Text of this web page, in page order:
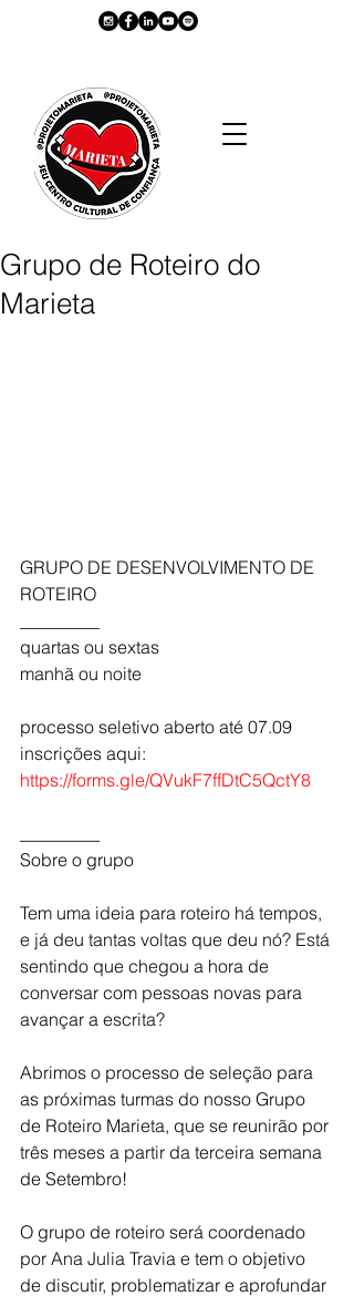
Grupo de Roteiro do
Marieta
GRUPO DE DESENVOLVIMENTO DE
ROTEIRO
quartas ou sextas
manhã ou noite
processo seletivo aberto até 07.09
inscrições aqui:
https://forms.gle/QVukF7ffDtC5QctY8
Sobre o grupo
Tem uma ideia para roteiro há tempos,
e já deu tantas voltas que deu nó? Está
sentindo que chegou a hora de
conversar com pessoas novas para
avançar a escrita?
Abrimos o processo de seleção para
as próximas turmas do nosso Grupo
de Roteiro Marieta, que se reunirão por
três meses a partir da terceira semana
de Setembro!
O grupo de roteiro será coordenado
por Ana Julia Travia e tem o objetivo
de discutir, problematizar e aprofundar